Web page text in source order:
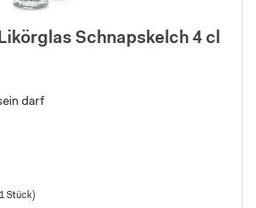
Schnapskelch 4 cl
darf
Stück)